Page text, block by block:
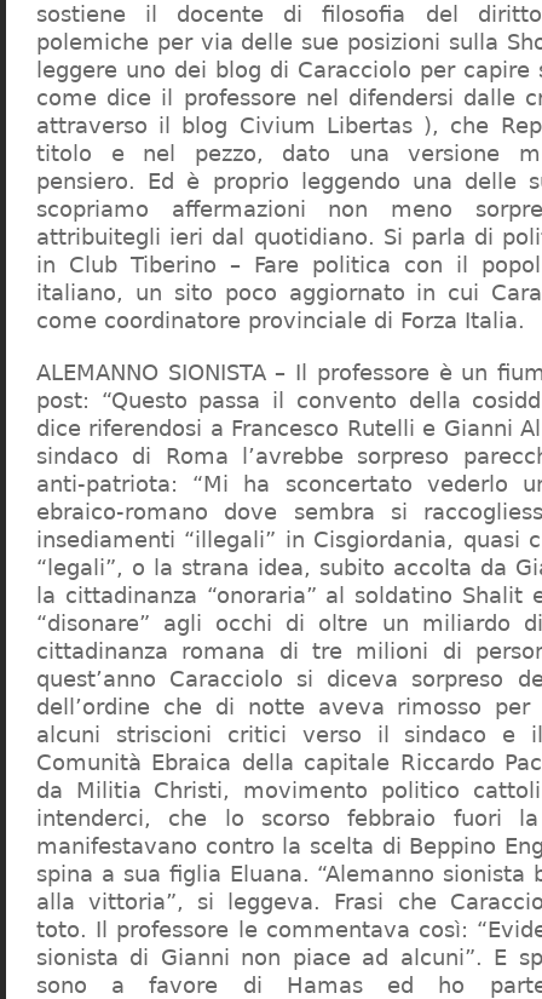
sostiene il docente di filosofia del
polemiche per via delle sue posizioni sulla
leggere uno dei blog di Caracciolo per
come dice il professore nel difendersi dalle
attraverso il blog Civium Libertas ), che
titolo e nel pezzo, dato una versione
pensiero. Ed è proprio leggendo una delle
scopriamo affermazioni non meno
attribuitegli ieri dal quotidiano. Si parla di
in Club Tiberino – Fare politica con il
italiano, un sito poco aggiornato in cui
come coordinatore provinciale di Forza Italia.
ALEMANNO SIONISTA – Il professore è un
post: “Questo passa il convento della
dice riferendosi a Francesco Rutelli e Gianni
sindaco di Roma l’avrebbe sorpreso
anti-patriota: “Mi ha sconcertato vederlo
ebraico-romano dove sembra si
insediamenti “illegali” in Cisgiordania, quasi
“legali”, o la strana idea, subito accolta da
la cittadinanza “onoraria” al soldatino Shalit
“disonare” agli occhi di oltre un miliardo
cittadinanza romana di tre milioni di
quest’anno Caracciolo si diceva sorpreso
dell’ordine che di notte aveva rimosso
alcuni striscioni critici verso il sindaco e
Comunità Ebraica della capitale Riccardo
da Militia Christi, movimento politico
intenderci, che lo scorso febbraio fuori
manifestavano contro la scelta di Beppino
spina a sua figlia Eluana. “Alemanno sionista
alla vittoria”, si leggeva. Frasi che
toto. Il professore le commentava così:
sionista di Gianni non piace ad alcuni”. E
sono a favore di Hamas ed ho